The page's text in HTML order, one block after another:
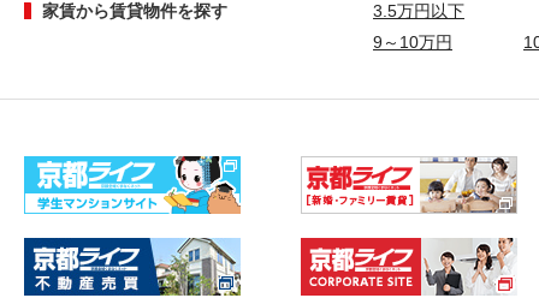
家賃から賃貸物件を探す
3.5万円以下
9～10万円